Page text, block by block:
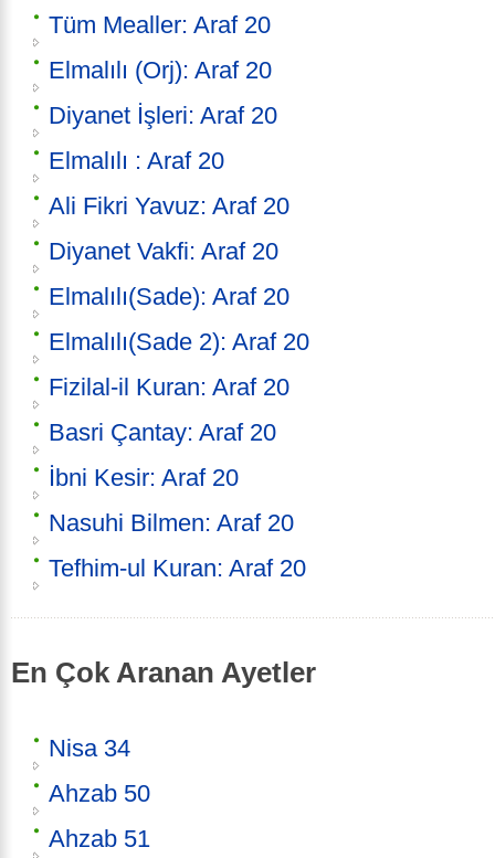
Tüm Mealler: Araf 20
Elmalılı (Orj): Araf 20
Diyanet İşleri: Araf 20
Elmalılı : Araf 20
Ali Fikri Yavuz: Araf 20
Diyanet Vakfi: Araf 20
Elmalılı(Sade): Araf 20
Elmalılı(Sade 2): Araf 20
Fizilal-il Kuran: Araf 20
Basri Çantay: Araf 20
İbni Kesir: Araf 20
Nasuhi Bilmen: Araf 20
Tefhim-ul Kuran: Araf 20
En Çok Aranan Ayetler
Nisa 34
Ahzab 50
Ahzab 51